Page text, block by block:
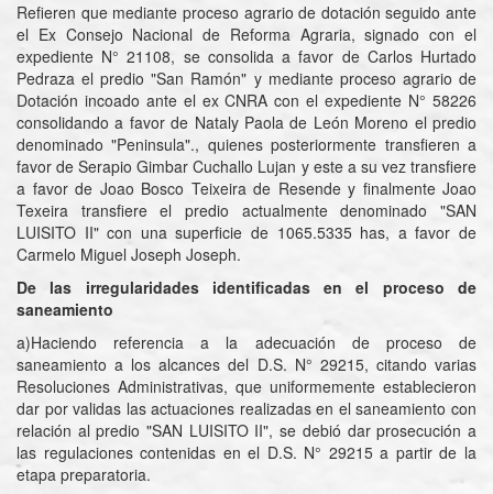
Refieren que mediante proceso agrario de dotación seguido ante
el Ex Consejo Nacional de Reforma Agraria, signado con el
expediente N° 21108, se consolida a favor de Carlos Hurtado
Pedraza el predio "San Ramón" y mediante proceso agrario de
Dotación incoado ante el ex CNRA con el expediente N° 58226
consolidando a favor de Nataly Paola de León Moreno el predio
denominado "Peninsula"., quienes posteriormente transfieren a
favor de Serapio Gimbar Cuchallo Lujan y este a su vez transfiere
a favor de Joao Bosco Teixeira de Resende y finalmente Joao
Texeira transfiere el predio actualmente denominado "SAN
LUISITO II" con una superficie de 1065.5335 has, a favor de
Carmelo Miguel Joseph Joseph.
De las irregularidades identificadas en el proceso de
saneamiento
a)Haciendo referencia a la adecuación de proceso de
saneamiento a los alcances del D.S. N° 29215, citando varias
Resoluciones Administrativas, que uniformemente establecieron
dar por validas las actuaciones realizadas en el saneamiento con
relación al predio "SAN LUISITO II", se debió dar prosecución a
las regulaciones contenidas en el D.S. N° 29215 a partir de la
etapa preparatoria.